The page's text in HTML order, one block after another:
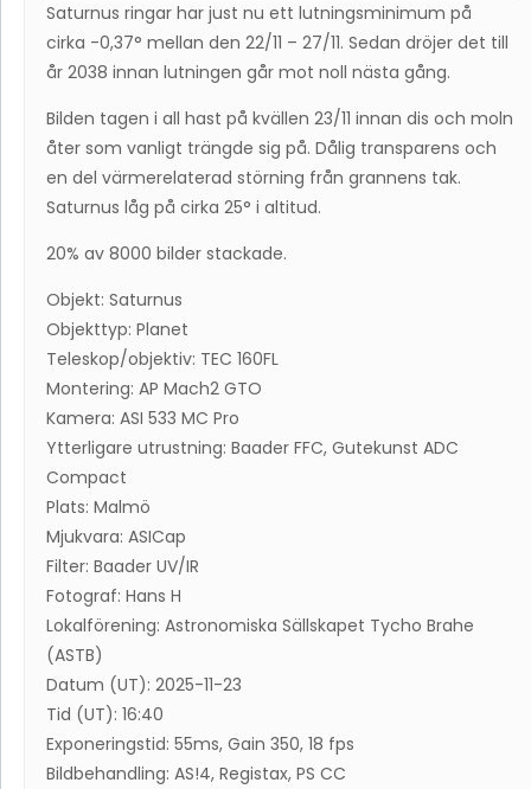
Saturnus ringar har just nu ett lutningsminimum på
cirka -0,37° mellan den 22/11 – 27/11. Sedan dröjer det till
år 2038 innan lutningen går mot noll nästa gång.
Bilden tagen i all hast på kvällen 23/11 innan dis och moln
åter som vanligt trängde sig på. Dålig transparens och
en del värmerelaterad störning från grannens tak.
Saturnus låg på cirka 25° i altitud.
20% av 8000 bilder stackade.
Objekt: Saturnus
Objekttyp: Planet
Teleskop/objektiv: TEC 160FL
Montering: AP Mach2 GTO
Kamera: ASI 533 MC Pro
Ytterligare utrustning: Baader FFC, Gutekunst ADC
Compact
Plats: Malmö
Mjukvara: ASICap
Filter: Baader UV/IR
Fotograf: Hans H
Lokalförening: Astronomiska Sällskapet Tycho Brahe
(ASTB)
Datum (UT): 2025-11-23
Tid (UT): 16:40
Exponeringstid: 55ms, Gain 350, 18 fps
Bildbehandling: AS!4, Registax, PS CC